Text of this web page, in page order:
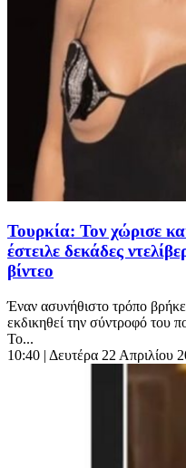
Τουρκία: Τον χώρισε
έστειλε δεκάδες
βίντεο
Έναν ασυνήθιστο τρόπο
εκδικηθεί την σύντροφό του
Το...
10:40 | Δευτέρα 22 Απριλίου